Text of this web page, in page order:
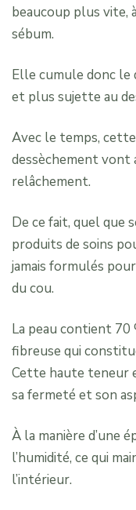
beaucoup plus vite,
sébum.
Elle cumule donc le
et plus sujette au
Avec le temps,
dessèchement vont
relâchement.
De ce fait, quel que
produits de soins
jamais formulés
du cou.
La peau contient
fibreuse qui
Cette haute teneur
sa fermeté et son
À la manière d’une
l’humidité, ce qui
l’intérieur.